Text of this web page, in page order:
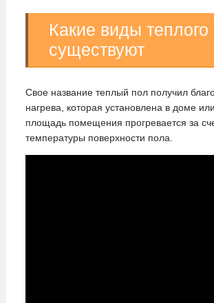
Какие виды теплого
существуют
Свое название теплый пол получил
нагрева, которая установлена в доме
площадь помещения прогревается за
температуры поверхности пола.